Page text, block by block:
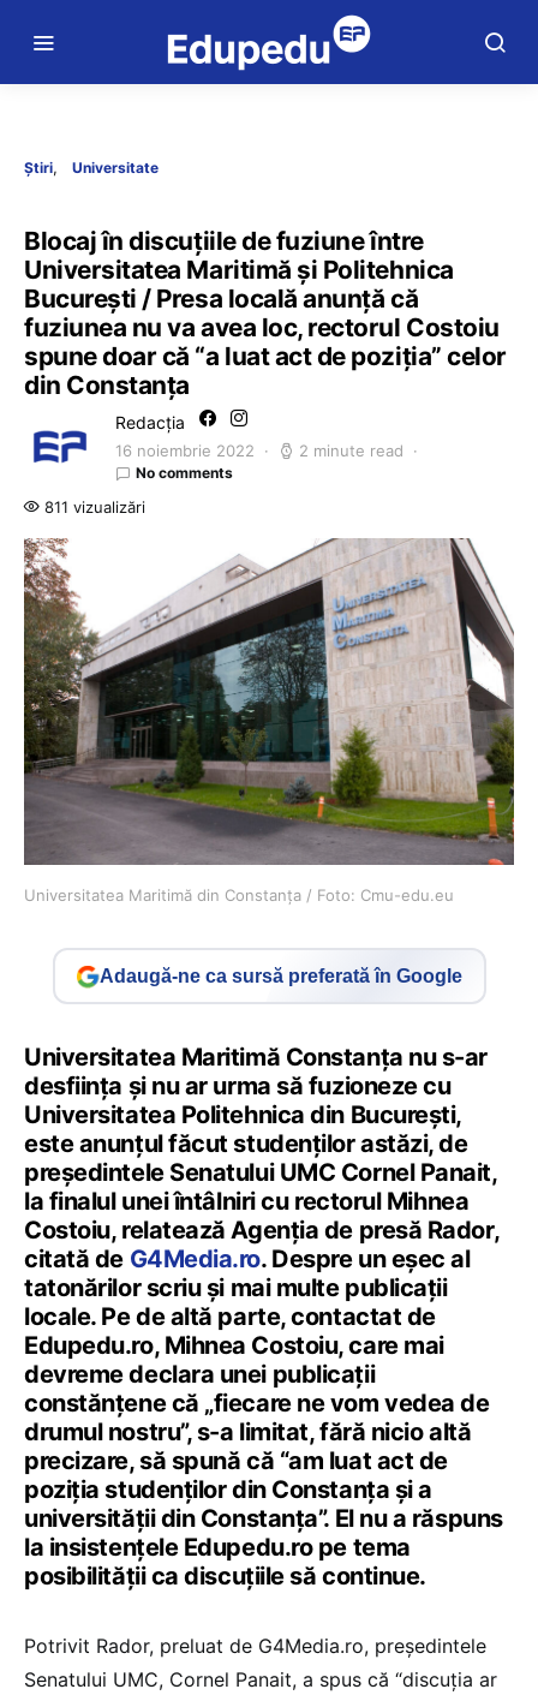
Știri Universitate
Blocaj în discuțiile de fuziune între
Universitatea Maritimă și Politehnica
București / Presa locală anunță că
fuziunea nu va avea loc, rectorul Costoiu
spune doar că “a luat act de poziția” celor
din Constanța
Redacția
16 noiembrie 2022 2 minute read
No comments
811 vizualizări
Universitatea Maritimă din Constanța / Foto: Cmu-edu.eu
Adaugă-ne ca sursă preferată în Google
Universitatea Maritimă Constanța nu s-ar
desființa și nu ar urma să fuzioneze cu
Universitatea Politehnica din București,
este anunțul făcut studenților astăzi, de
președintele Senatului UMC Cornel Panait,
la finalul unei întâlniri cu rectorul Mihnea
Costoiu, relatează Agenția de presă Rador,
citată de G4Media.ro. Despre un eșec al
tatonărilor scriu și mai multe publicații
locale. Pe de altă parte, contactat de
Edupedu.ro, Mihnea Costoiu, care mai
devreme declara unei publicații
constănțene că „fiecare ne vom vedea de
drumul nostru”, s-a limitat, fără nicio altă
precizare, să spună că “am luat act de
poziția studenților din Constanța și a
universității din Constanța”. El nu a răspuns
la insistențele Edupedu.ro pe tema
posibilității ca discuțiile să continue.
Potrivit Rador, preluat de G4Media.ro, președintele
Senatului UMC, Cornel Panait, a spus că “discuţia ar